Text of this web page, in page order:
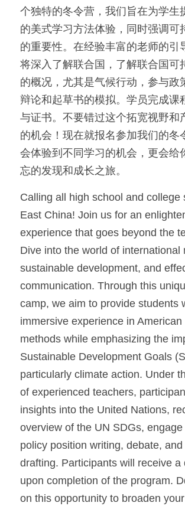
个独特的冬令营，我们旨在为学生
的美式学习方法体验，同时强调可
的重要性。在经验丰富的老师的引
将深入了解联合国，了解联合国可
的概况，尤其是气候行动，参与政
辩论和起草书的模拟。学员完成课
与证书。不要错过这个拓宽视野和
的机会！现在就报名参加我们的冬
会体验到不同学习的机会，更会给
忘的发现和成长之旅。
Calling all high school and college
East China! Join us for an
experience that goes beyond the
Dive into the world of international
sustainable development, and
communication. Through this
camp, we aim to provide students
immersive experience in American
methods while emphasizing the
Sustainable Development Goals
particularly climate action. Under
of experienced teachers,
insights into the United Nations,
overview of the UN SDGs,
policy position writing, debate,
drafting. Participants will receive a
upon completion of the program.
on this opportunity to broaden